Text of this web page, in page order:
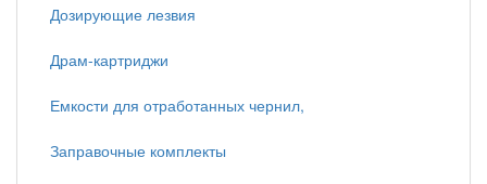
Дозирующие лезвия
Драм-картриджи
Емкости для отработанных чернил,
Заправочные комплекты